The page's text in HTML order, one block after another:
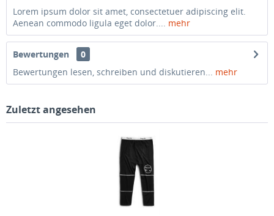
Lorem ipsum dolor sit amet, consectetuer adipiscing elit.
Aenean commodo ligula eget dolor.... mehr
Bewertungen
0
Bewertungen lesen, schreiben und diskutieren... mehr
Zuletzt angesehen